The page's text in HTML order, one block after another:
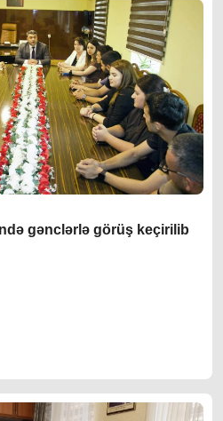
gənclərlə görüş keçirilib